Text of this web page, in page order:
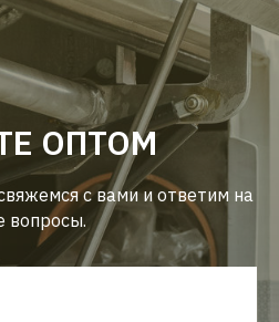
ОПТОМ
с вами и ответим на
вопросы.